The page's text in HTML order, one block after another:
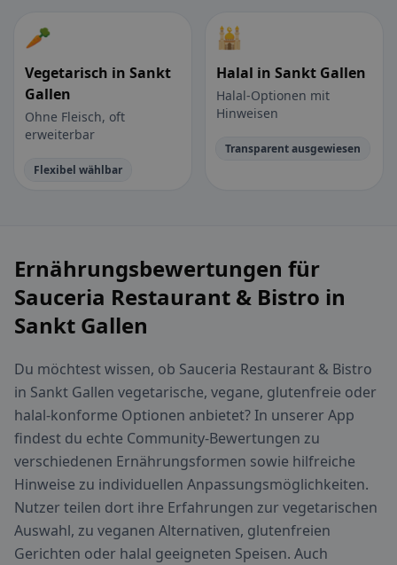
🥕
Vegetarisch in Sankt
Gallen
Ohne Fleisch, oft
erweiterbar
Flexibel wählbar
🕌
Halal in Sankt Gallen
Halal-Optionen mit
Hinweisen
Transparent ausgewiesen
Ernährungsbewertungen für
Sauceria Restaurant & Bistro in
Sankt Gallen
Du möchtest wissen, ob Sauceria Restaurant & Bistro
in Sankt Gallen vegetarische, vegane, glutenfreie oder
halal-konforme Optionen anbietet? In unserer App
findest du echte Community-Bewertungen zu
verschiedenen Ernährungsformen sowie hilfreiche
Hinweise zu individuellen Anpassungsmöglichkeiten.
Nutzer teilen dort ihre Erfahrungen zur vegetarischen
Auswahl, zu veganen Alternativen, glutenfreien
Gerichten oder halal geeigneten Speisen. Auch